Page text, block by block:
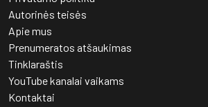
Autorinės teisės
Apie mus
Prenumeratos atšaukimas
Tinklaraštis
YouTube kanalai vaikams
Kontaktai